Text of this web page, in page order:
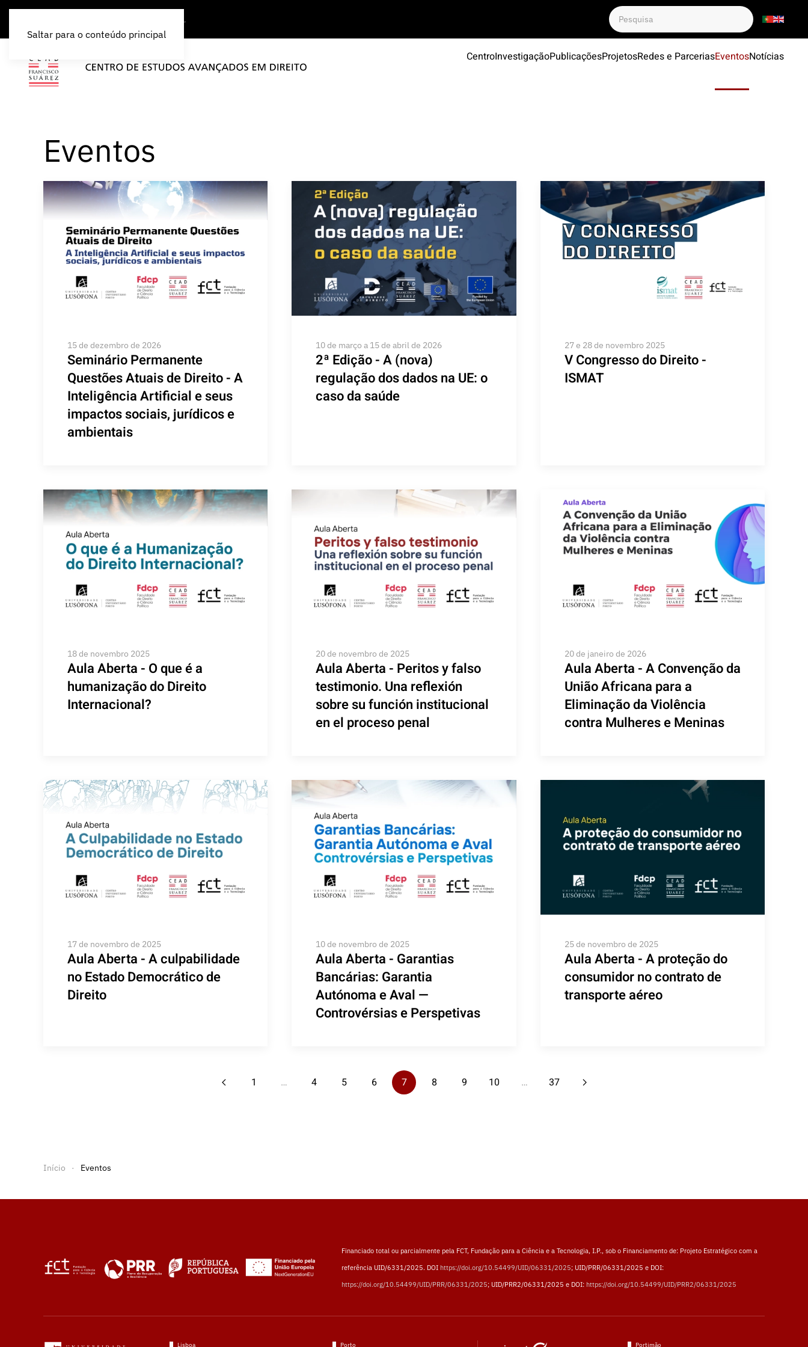
Saltar para o conteúdo principal
CentroInvestigaçãoPublicaçõesProjetosRedes e ParceriasEventosNotícias
Eventos
15 de dezembro de 2026
Seminário Permanente
Questões Atuais de Direito - A
Inteligência Artificial e seus
impactos sociais, jurídicos e
ambientais
10 de março a 15 de abril de 2026
2ª Edição - A (nova)
regulação dos dados na UE: o
caso da saúde
27 e 28 de novembro 2025
V Congresso do Direito -
ISMAT
18 de novembro 2025
Aula Aberta - O que é a
humanização do Direito
Internacional?
20 de novembro de 2025
Aula Aberta - Peritos y falso
testimonio. Una reflexión
sobre su función institucional
en el proceso penal
20 de janeiro de 2026
Aula Aberta - A Convenção da
União Africana para a
Eliminação da Violência
contra Mulheres e Meninas
17 de novembro de 2025
Aula Aberta - A culpabilidade
no Estado Democrático de
Direito
10 de novembro de 2025
Aula Aberta - Garantias
Bancárias: Garantia
Autónoma e Aval —
Controvérsias e Perspetivas
25 de novembro de 2025
Aula Aberta - A proteção do
consumidor no contrato de
transporte aéreo
1 … 4 5 6 7 8 9 10 … 37
Início Eventos
Financiado total ou parcialmente pela FCT, Fundação para a Ciência e a Tecnologia, I.P., sob o Financiamento de: Projeto Estratégico com a
referência UID/6331/2025. DOI https://doi.org/10.54499/UID/06331/2025; UID/PRR/06331/2025 e DOI:
https://doi.org/10.54499/UID/PRR/06331/2025; UID/PRR2/06331/2025 e DOI: https://doi.org/10.54499/UID/PRR2/06331/2025
Lisboa Porto Portimão